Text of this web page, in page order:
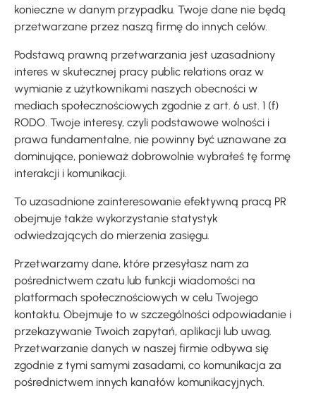
konieczne w danym przypadku. Twoje dane nie będą
przetwarzane przez naszą firmę do innych celów.
Podstawą prawną przetwarzania jest uzasadniony
interes w skutecznej pracy public relations oraz w
wymianie z użytkownikami naszych obecności w
mediach społecznościowych zgodnie z art. 6 ust. 1 (f)
RODO. Twoje interesy, czyli podstawowe wolności i
prawa fundamentalne, nie powinny być uznawane za
dominujące, ponieważ dobrowolnie wybrałeś tę formę
interakcji i komunikacji.
To uzasadnione zainteresowanie efektywną pracą PR
obejmuje także wykorzystanie statystyk
odwiedzających do mierzenia zasięgu.
Przetwarzamy dane, które przesyłasz nam za
pośrednictwem czatu lub funkcji wiadomości na
platformach społecznościowych w celu Twojego
kontaktu. Obejmuje to w szczególności odpowiadanie i
przekazywanie Twoich zapytań, aplikacji lub uwag.
Przetwarzanie danych w naszej firmie odbywa się
zgodnie z tymi samymi zasadami, co komunikacja za
pośrednictwem innych kanałów komunikacyjnych.